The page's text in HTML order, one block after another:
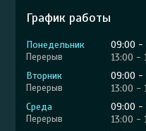
График работы
Понедельник 09:00
13:00
Вторник
09:00
13:00
Среда
09:00
13:00